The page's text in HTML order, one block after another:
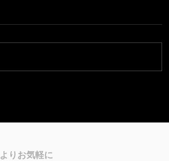
りお気軽に